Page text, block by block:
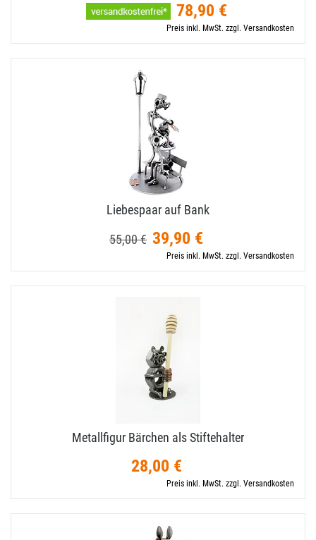
78,90 €
Preis inkl. MwSt. zzgl. Versandkosten
Liebespaar auf Bank
55,00 € 39,90 €
Preis inkl. MwSt. zzgl. Versandkosten
Metallfigur Bärchen als Stiftehalter
28,00 €
Preis inkl. MwSt. zzgl. Versandkosten